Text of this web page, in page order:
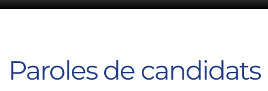
Paroles de candidats